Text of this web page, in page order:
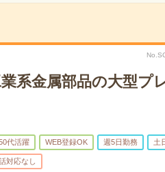
系金属部品の大型プ
代活躍 WEB登録OK 週5日勤務 土
対応なし